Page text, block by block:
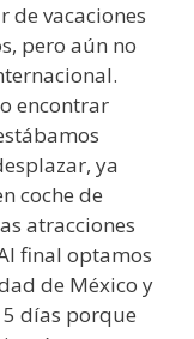
de vacaciones
pero aún no
encontrar
ya
coche de
atracciones
final optamos
de México y
días porque